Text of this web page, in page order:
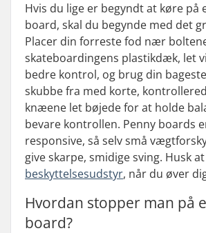
Hvis du lige er begyndt at køre på
board, skal du begynde med det
Placer din forreste fod nær
skateboardingens plastikdæk, let
bedre kontrol, og brug din
skubbe fra med korte,
knæene let bøjede for at holde
bevare kontrollen. Penny boards
responsive, så selv små
give skarpe, smidige sving. Husk
beskyttelsesudstyr, når du øver
Hvordan stopper man på
board?